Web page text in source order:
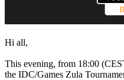
Hi all,
This evening, from 18:00
the IDC/Games Zula